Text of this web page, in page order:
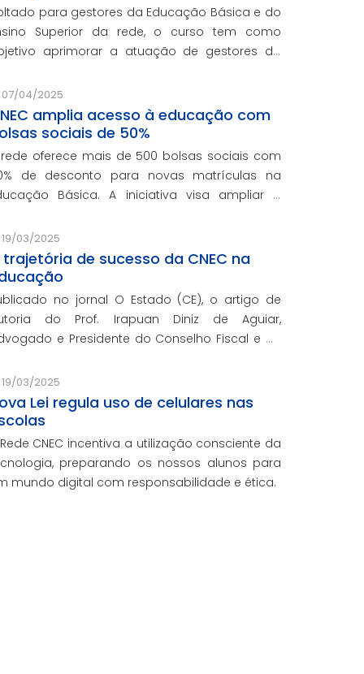
para gestores da Educação Básica e do
Superior da rede, o curso tem como
aprimorar a atuação de gestores da
em serviço da instituição, contando
o oferecimento gratuito da Re
07/04/2025
amplia acesso à educação com
sociais de 50%
oferece mais de 500 bolsas sociais com
de desconto para novas matrículas na
Básica. A iniciativa visa ampliar o
educacional.
19/03/2025
trajetória de sucesso da CNEC na
no jornal O Estado (CE), o artigo de
do Prof. Irapuan Diniz de Aguiar,
e Presidente do Conselho Fiscal e de
impacto cenecista na educação brasileira.
19/03/2025
Lei regula uso de celulares nas
CNEC incentiva a utilização consciente da
preparando os nossos alunos para
mundo digital com responsabilidade e ética.